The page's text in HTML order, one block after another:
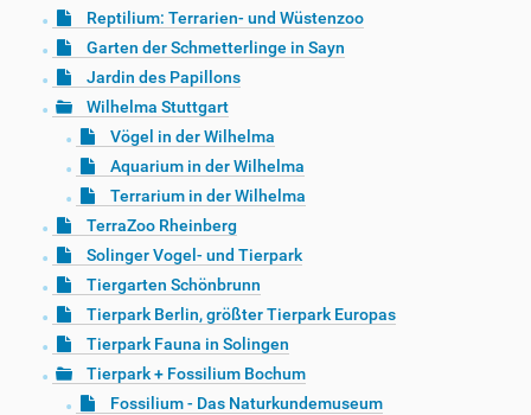
Reptilium: Terrarien- und Wüstenzoo
Garten der Schmetterlinge in Sayn
Jardin des Papillons
Wilhelma Stuttgart
Vögel in der Wilhelma
Aquarium in der Wilhelma
Terrarium in der Wilhelma
TerraZoo Rheinberg
Solinger Vogel- und Tierpark
Tiergarten Schönbrunn
Tierpark Berlin, größter Tierpark Europas
Tierpark Fauna in Solingen
Tierpark + Fossilium Bochum
Fossilium - Das Naturkundemuseum